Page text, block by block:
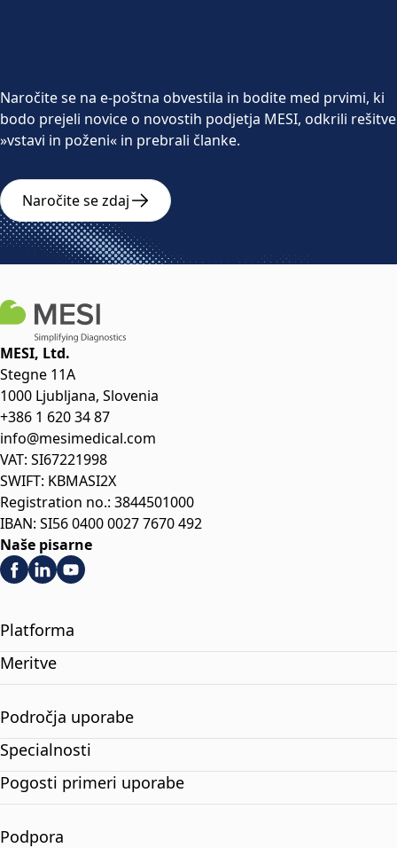
Naročite se na e-poštna obvestila in bodite med prvimi, ki
bodo prejeli novice o novostih podjetja MESI, odkrili rešitve
»vstavi in poženi« in prebrali članke.
Naročite se zdaj
MESI, Ltd.
Stegne 11A
1000 Ljubljana, Slovenia
+386 1 620 34 87
info@mesimedical.com
VAT: SI67221998
SWIFT: KBMASI2X
Registration no.: 3844501000
IBAN: SI56 0400 0027 7670 492
Naše pisarne
Platforma
Meritve
Področja uporabe
Specialnosti
Pogosti primeri uporabe
Podpora